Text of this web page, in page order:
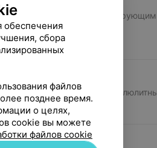
и
состав с мощным
обеспечения
сбора
файлов
позднее время.
о целях,
cookie вы можете
файлов cookie